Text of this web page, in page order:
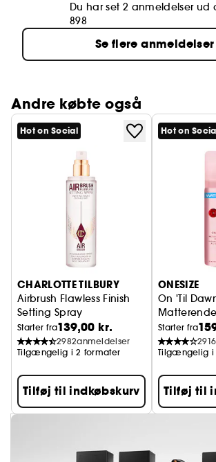
Du har set 2 anmeldelser ud
898
Se flere anmeldelser
Andre købte også
Hot on Social
CHARLOTTE TILBURY
Airbrush Flawless Finish
Setting Spray
Fikseringsspray til makeup
Starter fra139,00 kr.
2982anmeldelser
Tilgængelig i 2 formater
Tilføj til indkøbskurv
Hot on
ONESIZE
On 'Til
Starter fra
2916
Tilgængelig i
Tilføj til